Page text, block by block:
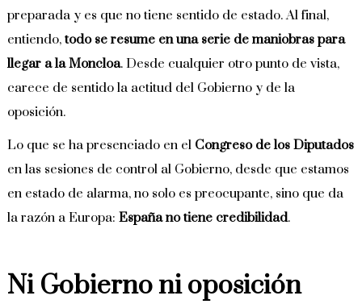
preparada y es que no tiene sentido de estado. Al final,
entiendo,todo se resume en una serie de maniobras para
llegar a la Moncloa. Desde cualquier otro punto de vista,
carece de sentido la actitud del Gobierno y de la
oposición.
Lo que se ha presenciado en el Congreso de los Diputados
en las sesiones de control al Gobierno, desde que estamos
en estado de alarma, no solo es preocupante, sino que da
la razón a Europa:España no tiene credibilidad.
Ni Gobierno ni oposición